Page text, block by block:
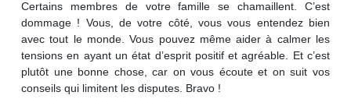
Certains membres de votre famille se chamaillent. C’est
dommage ! Vous, de votre côté, vous vous entendez bien
avec tout le monde. Vous pouvez même aider à calmer les
tensions en ayant un état d’esprit positif et agréable. Et c’est
plutôt une bonne chose, car on vous écoute et on suit vos
conseils qui limitent les disputes. Bravo !